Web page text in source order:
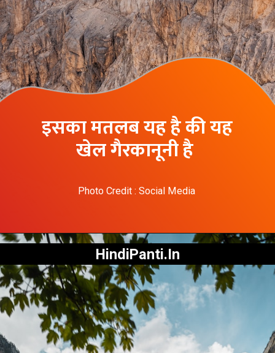
इसका मतलब यह है की यह
खेल गैरकानूनी है
Photo Credit : Social Media
HindiPanti.In